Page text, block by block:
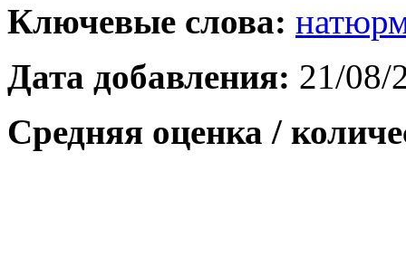
Ключевые слова:
Дата добавления: 21/08/
Средняя оценка /